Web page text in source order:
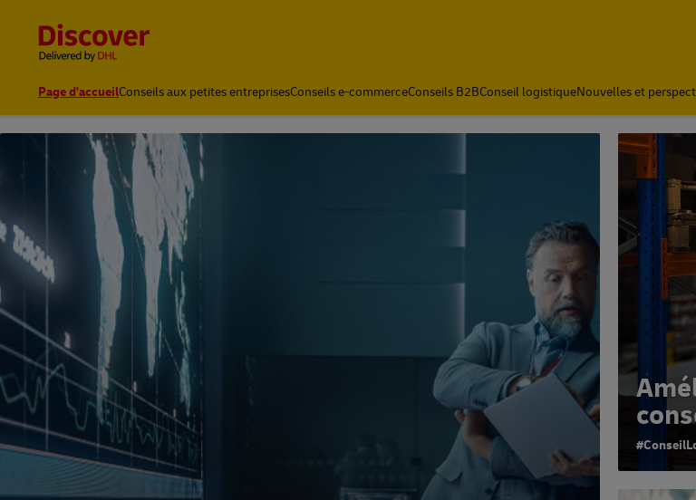
Page d'accueilConseils aux petites entreprisesConseils e-commerceConseils B2BConseil logistiqueNouvelles et